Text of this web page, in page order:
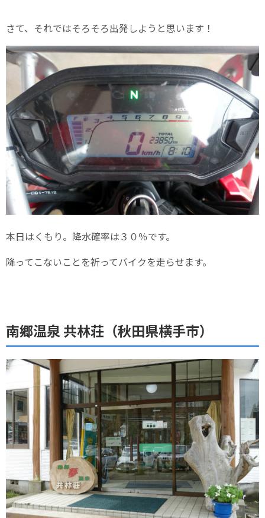
さて、それではそろそろ出発しようと思います！
本日はくもり。降水確率は３０％です。
降ってこないことを祈ってバイクを走らせます。
南郷温泉 共林荘（秋田県横手市）